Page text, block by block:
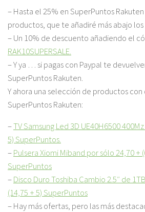
– Hasta el 25% en SuperPuntos
productos, que te añadiré más abajo
– Un 10% de descuento añadiendo el
RAK10SUPERSALE.
– Y ya … si pagas con Paypal te
SuperPuntos Rakuten.
Y ahora una selección de productos con
SuperPuntos Rakuten:
–TV Samsung Led 3D UE40H6500
5) SuperPuntos.
–Pulsera Xiomi Miband por sólo 24,70 +
SuperPuntos
–Disco Duro Toshiba Cambio 2.5″ de
(14,75 + 5) SuperPuntos
– Hay más ofertas, pero las más